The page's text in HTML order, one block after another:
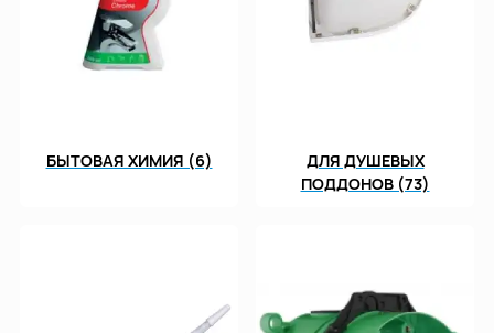
БЫТОВАЯ ХИМИЯ (6)
ДЛЯ ДУШЕВЫХ
ПОДДОНОВ (73)